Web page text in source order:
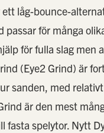
låg-bounce-
passar för många
för fulla slag men
(Eye2 Grind) är
sanden, med
är den mest
fasta spelytor. Nytt